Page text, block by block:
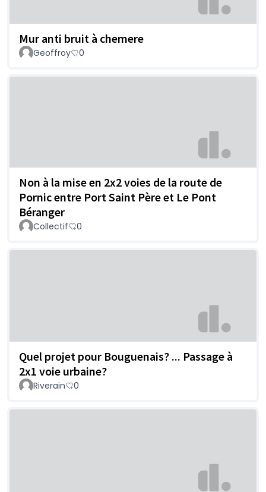
Mur anti bruit à chemere
Geoffroy 0
Non à la mise en 2x2 voies de la route de
Pornic entre Port Saint Père et Le Pont
Béranger
Collectif 0
Quel projet pour Bouguenais? ... Passage à
2x1 voie urbaine?
Riverain 0